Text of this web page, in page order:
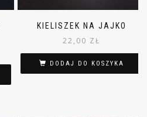
KIELISZEK NA JAJKO
22,00 ZŁ
DODAJ DO KOSZYKA